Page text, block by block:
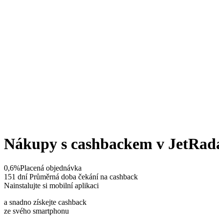
Nákupy s cashbackem v
0,6%Placená objednávka
151 dní Průměrná doba čekání na cashback
Nainstalujte si mobilní aplikaci
a snadno získejte cashback
ze svého smartphonu